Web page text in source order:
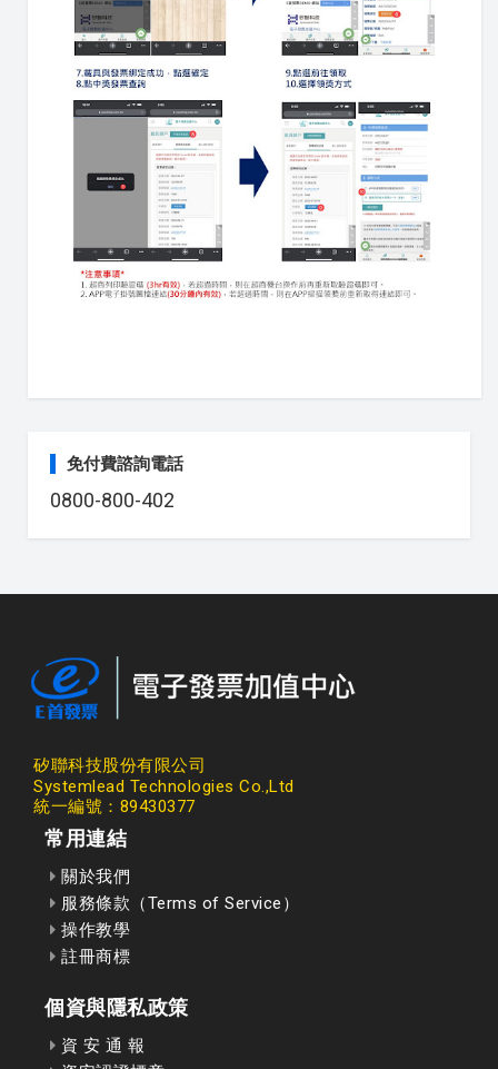
免付費諮詢電話
0800-800-402
矽聯科技股份有限公司
Systemlead Technologies Co.,Ltd
統一編號：89430377
常用連結
關於我們
服務條款（Terms of Service）
操作教學
註冊商標
個資與隱私政策
資 安 通 報